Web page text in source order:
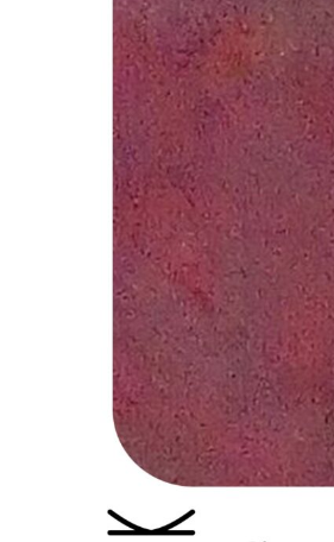
VÁROS
FEJLESZTÉSEK
KÖRNYEZETVÉDELEM
TELEPÜLÉSRENDEZÉS
STRATÉGIÁK
KONCEPCIÓK
BEJELENTŐ